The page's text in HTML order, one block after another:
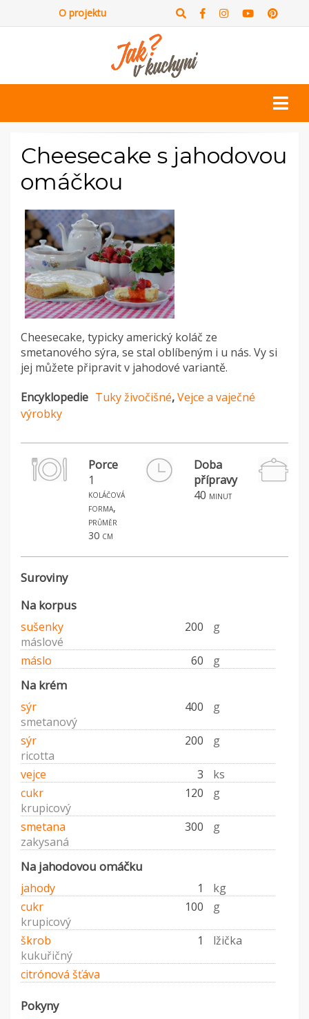
O projektu
Cheesecake s jahodovou
omáčkou
Cheesecake, typicky americký koláč ze
smetanového sýra, se stal oblíbeným i u nás. Vy si
jej můžete připravit v jahodové variantě.
Encyklopedie Tuky živočišné,Vejce a vaječné
výrobky
Porce
1
koláčová
forma,
průměr
30 cm
Doba
přípravy
40 minut
Suroviny
Na korpus
sušenky 200
g
máslové
máslo
60 g
Na krém
sýr 400
g
smetanový
sýr
200
g
ricotta
vejce
3
ks
cukr
120
g
krupicový
smetana
300
g
zakysaná
Na jahodovou omáčku
jahody 1
kg
cukr
100
g
krupicový
škrob
1
lžička
kukuřičný
citrónová šťáva
Pokyny